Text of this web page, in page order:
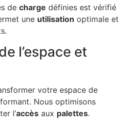
de charge définies est vérifié
une utilisation optimale et
l’espace et
votre espace de
Nous optimisons
l’accès aux palettes.